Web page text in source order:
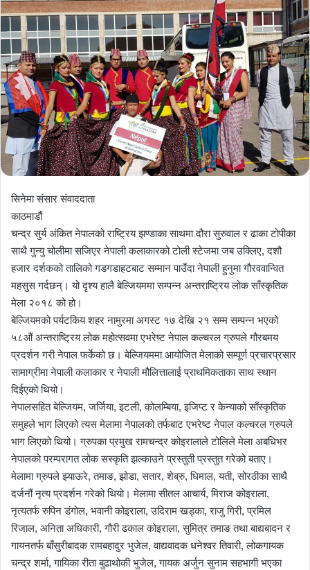
सिनेमा संसार संवाददाता
काठमाडौं
चन्द्र सुर्य अंकित नेपालको राष्ट्रिय झण्डाका साथमा दौरा सुरुवाल र ढाका टोपीका
साथै गुन्यु चोलीमा सजिएर नेपाली कलाकारको टोली स्टेजमा जब उक्लिए, दशौ
हजार दर्शकको तालिको गडगडाहटबाट सम्मान पाउँदा नेपाली हुनुमा गौरववान्वित
महसुस गर्दछन्। यो दृश्य हालै बेल्जियममा सम्पन्न अन्तराष्ट्रिय लोक साँस्कृतिक
मेला २०१८ को हो।
बेल्जियमको पर्यटकिय शहर नामुरमा अगस्ट १७ देखि २१ सम्म सम्पन्न भएको
५८औं अन्तराष्ट्रिय लोक महोत्सवमा एभरेष्ट नेपाल कल्चरल ग्रुपले गौरबमय
प्रदर्शन गरी नेपाल फर्केको छ। बेल्जियममा आयोजित मेलाको सम्पूर्ण प्रचारप्रसार
सामाग्रीमा नेपाली कलाकार र नेपाली मौलित्तालाई प्राथमिकताका साथ स्थान
दिईएको थियो।
नेपालसहित बेल्जियम, जर्जिया, इटली, कोलम्बिया, इजिप्ट र केन्याको साँस्कृतिक
समुहले भाग लिएको त्यस मेलामा नेपालको तर्फबाट एभरेष्ट नेपाल कल्चरल ग्रुपले
भाग लिएको थियो। ग्रुपका प्रमुख रामचन्द्र कोइरालाले टोलिले मेला अबधिभर
नेपालको परम्परागत लोक सस्कृति झल्काउने प्रस्तुती प्रस्तुत गरेको बताए।
मेलामा ग्रुपले झ्याऊरे, तमाङ, झोडा, सतार, शेब्रु, धिमाल, यती, सोरठीका साथै
दर्जनौं नृत्य प्रदर्शन गरेको थियो। मेलामा सीतल आचार्य, मिराज कोइराला,
नृत्यतर्फ रुपिन डंगोल, भवानी कोइराला, उदिराम खड्का, राजु गिरी, प्रमिल
रिजाल, अनिता अधिकारी, गौरी ढकाल कोइराला, सुमित्र तमाङ तथा बाद्यबादन र
गायनतर्फ बाँसुरीबादक रामबहादुर भुजेल, वाद्यवादक धनेश्वर तिवारी, लोकगायक
चन्द्र शर्मा, गायिका रीता बुढाथोकी भुजेल, गायक अर्जुन सुनाम सहभागी भएका